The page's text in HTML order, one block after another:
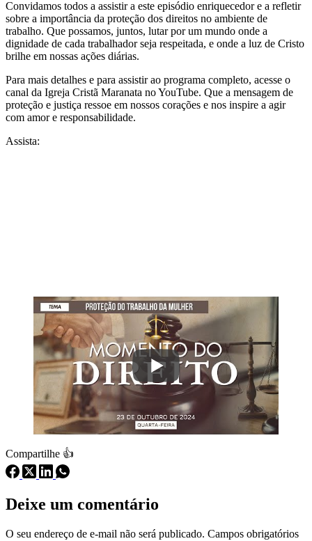
Convidamos todos a assistir a este episódio enriquecedor e a refletir
sobre a importância da proteção dos direitos no ambiente de
trabalho. Que possamos, juntos, lutar por um mundo onde a
dignidade de cada trabalhador seja respeitada, e onde a luz de Cristo
brilhe em nossas ações diárias.
Para mais detalhes e para assistir ao programa completo, acesse o
canal da Igreja Cristã Maranata no YouTube. Que a mensagem de
proteção e justiça ressoe em nossos corações e nos inspire a agir
com amor e responsabilidade.
Assista:
Compartilhe 👍
Deixe um comentário
O seu endereço de e-mail não será publicado. Campos obrigatórios